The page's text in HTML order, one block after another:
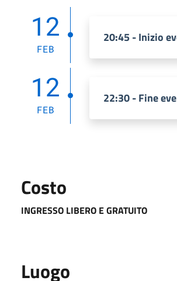
12
FEB
20:45 - Inizio
12
FEB
22:30 - Fine
Costo
INGRESSO LIBERO E GRATUITO
Luogo